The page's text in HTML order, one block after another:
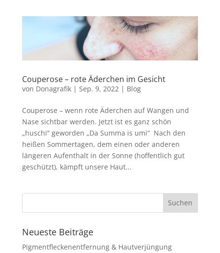
Couperose – rote Äderchen im Gesicht
von Donagrafik| Sep. 9, 2022 | Blog
Couperose – wenn rote Äderchen auf Wangen und
Nase sichtbar werden. Jetzt ist es ganz schön
„huschi“ geworden „Da Summa is umi“ Nach den
heißen Sommertagen, dem einen oder anderen
längeren Aufenthalt in der Sonne (hoffentlich gut
geschützt), kämpft unsere Haut...
Neueste Beiträge
Pigmentfleckenentfernung & Hautverjüngung